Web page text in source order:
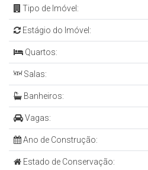
Tipo de Imóvel:
Estágio do Imóvel:
Quartos:
Salas:
Banheiros:
Vagas:
Ano de Construção:
Estado de Conservação: